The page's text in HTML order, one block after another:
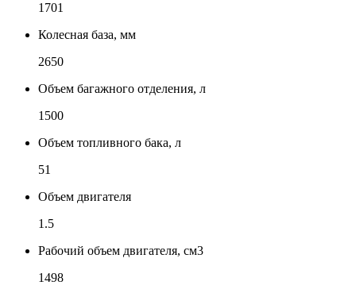
1701
Колесная база, мм
2650
Объем багажного отделения, л
1500
Объем топливного бака, л
51
Объем двигателя
1.5
Рабочий объем двигателя, см3
1498